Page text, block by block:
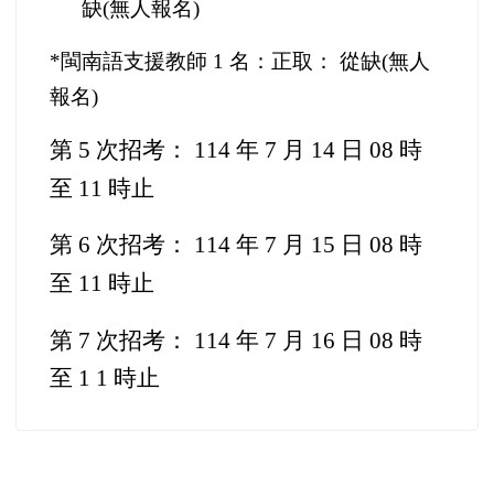
缺(無人報名)
*閩南語支援教師 1 名：正取： 從缺(無人
報名)
第 5 次招考： 114 年 7 月 14 日 08 時
至 11 時止
第 6 次招考： 114 年 7 月 15 日 08 時
至 11 時止
第 7 次招考： 114 年 7 月 16 日 08 時
至 1 1 時止